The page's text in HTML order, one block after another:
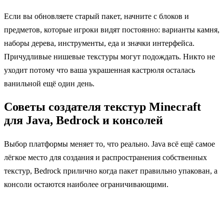
Если вы обновляете старый пакет, начните с блоков и
предметов, которые игроки видят постоянно: варианты камня,
наборы дерева, инструменты, еда и значки интерфейса.
Причудливые нишевые текстуры могут подождать. Никто не
уходит потому что ваша украшенная кастрюля осталась
ванильной ещё один день.
Советы создателя текстур Minecraft
для Java, Bedrock и консолей
Выбор платформы меняет то, что реально. Java всё ещё самое
лёгкое место для создания и распространения собственных
текстур, Bedrock прилично когда пакет правильно упакован, а
консоли остаются наиболее ограничивающими.